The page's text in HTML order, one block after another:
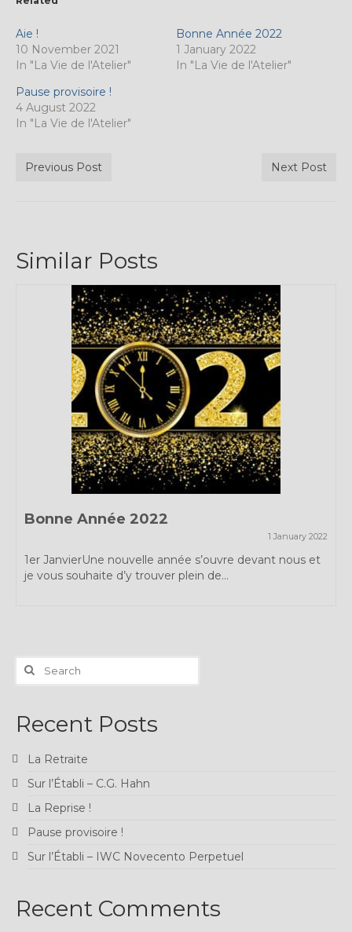
Aie !
10 November 2021
In "La Vie de l'Atelier"
Bonne Année 2022
1 January 2022
In "La Vie de l'Atelier"
Pause provisoire !
4 August 2022
In "La Vie de l'Atelier"
Previous Post Next Post
Similar Posts
Bonne Année 2022
1 January 2022
1er JanvierUne nouvelle année s’ouvre devant nous et
je vous souhaite d’y trouver plein de...
Search
for:
Recent Posts
La Retraite
Sur l’Établi – C.G. Hahn
La Reprise !
Pause provisoire !
Sur l’Établi – IWC Novecento Perpetuel
Recent Comments